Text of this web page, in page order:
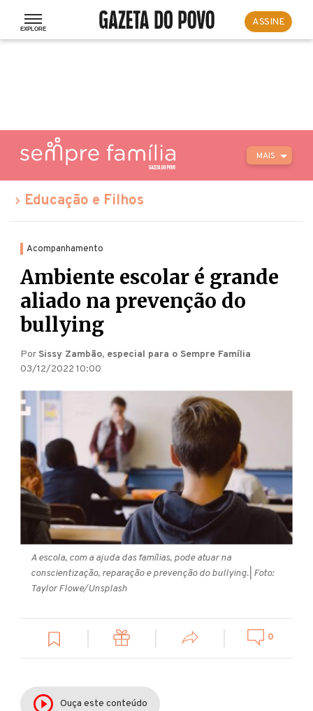
ASSINE
MAIS
Educação e Filhos
Acompanhamento
Ambiente escolar é grande
aliado na prevenção do
bullying
Por Sissy Zambão, especial para o Sempre Família
03/12/2022 10:00
A escola, com a ajuda das famílias, pode atuar na
conscientização, reparação e prevenção do bullying.| Foto:
Taylor Flowe/Unsplash
0
Ouça este conteúdo